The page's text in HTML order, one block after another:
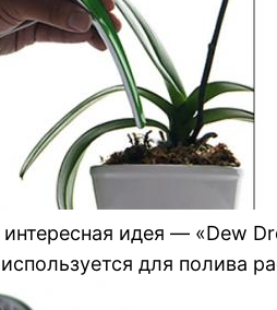
идея — «Dew
для полива